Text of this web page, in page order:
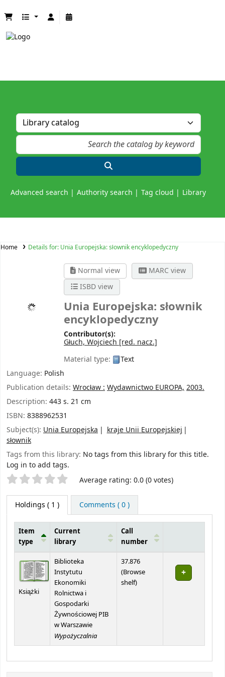
Advanced search Authority search Tag cloud Library
Home Details for: Unia Europejska: słownik encyklopedyczny
Normal view
MARC view
ISBD view
Unia Europejska: słownik
encyklopedyczny
Contributor(s):
Głuch, Wojciech [red. nacz.]
Material type:
Text
Language: Polish
Publication details: Wrocław : Wydawnictwo EUROPA, 2003.
Description: 443 s. 21 cm
ISBN: 8388962531
Subject(s): Unia Europejska
kraje Unii Europejskiej
słownik
Tags from this library: No tags from this library for this title.
Log in to add tags.
Star ratings Average rating: 0.0 (0 votes)
Holdings ( 1 ) Comments ( 0 )
Item
type
Current
library
Call
number
Książki
Biblioteka
Instytutu
Ekonomiki
Rolnictwa i
Gospodarki
Żywnościowej PIB
w Warszawie
Wypożyczalnia
37.876
(Browse
shelf(Opens below)
)